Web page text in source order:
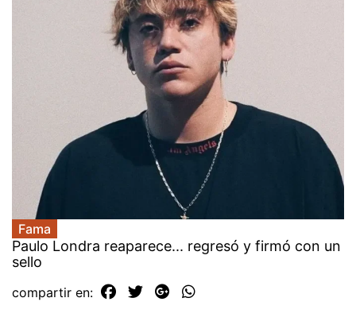
Fama
Paulo Londra reaparece... regresó y firmó con un
sello
compartir en: